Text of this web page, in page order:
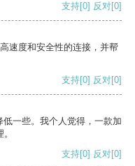
支持[0] 反对[0]
速度和安全性的连接，并帮
支持[0] 反对[0]
一些。我个人觉得，一款加
支持[0] 反对[0]